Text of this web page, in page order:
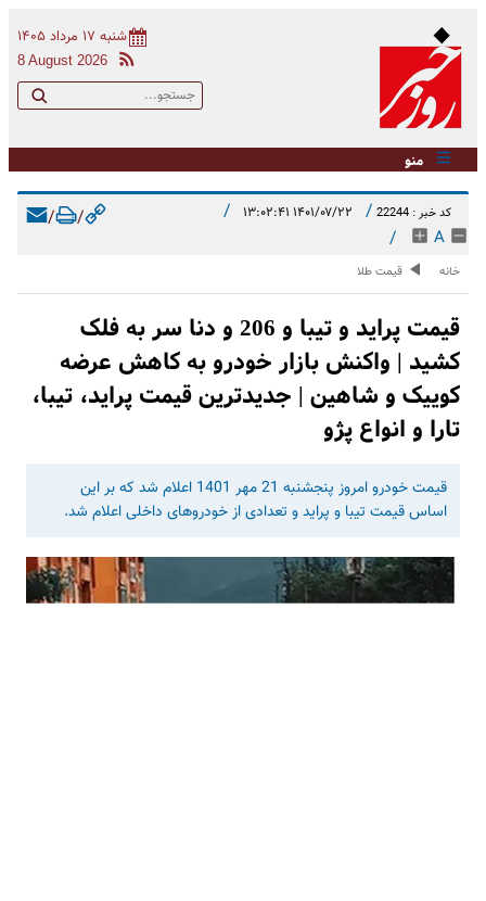
شنبه ۱۷ مرداد ۱۴۰۵
8 August 2026
منو
کد خبر : 22244 / ۱۴۰۱/۰۷/۲۲ ۱۳:۰۲:۴۱ /
A
/
/
/
خانه قیمت طلا
قیمت پراید و تیبا و 206 و دنا سر به فلک
کشید | واکنش بازار خودرو به کاهش عرضه
کوییک و شاهین | جدیدترین قیمت پراید، تیبا،
تارا و انواع پ‍ژو
قیمت خودرو امروز پنجشنبه 21 مهر 1401 اعلام شد که بر این
اساس قیمت تیبا و پراید و تعدادی از خودروهای داخلی اعلام شد.